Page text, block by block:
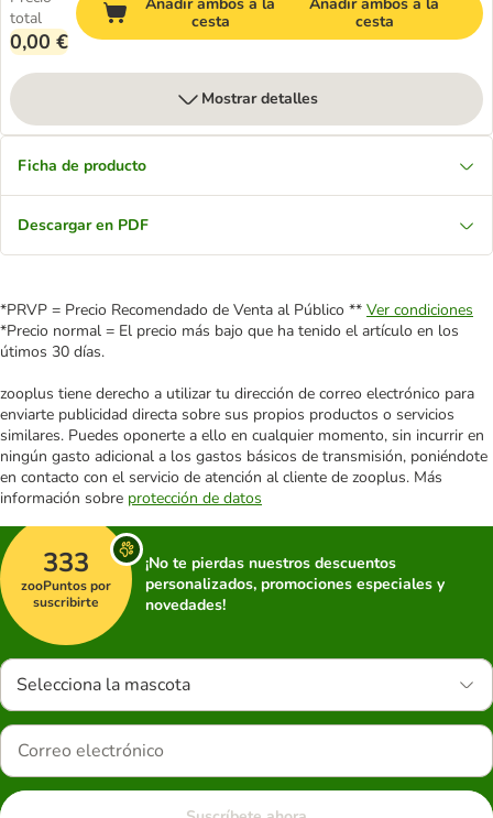
total
0,00 €
cesta
cesta
Mostrar detalles
Ficha de producto
Descargar en PDF
*PRVP = Precio Recomendado de Venta al Público ** Ver condiciones
*Precio normal = El precio más bajo que ha tenido el artículo en los
útimos 30 días.
zooplus tiene derecho a utilizar tu dirección de correo electrónico para
enviarte publicidad directa sobre sus propios productos o servicios
similares. Puedes oponerte a ello en cualquier momento, sin incurrir en
ningún gasto adicional a los gastos básicos de transmisión, poniéndote
en contacto con el servicio de atención al cliente de zooplus. Más
información sobre protección de datos
333
zooPuntos por
suscribirte
¡No te pierdas nuestros descuentos
personalizados, promociones especiales y
novedades!
Selecciona la mascota